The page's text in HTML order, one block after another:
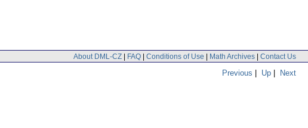
About DML-CZ | FAQ | Conditions of Use | Math Archives | Contact Us
Previous | Up | Next